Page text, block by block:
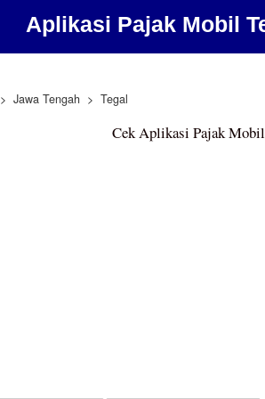
Aplikasi Pajak Mobil
Jawa Tengah Tegal
Cek Aplikasi Pajak